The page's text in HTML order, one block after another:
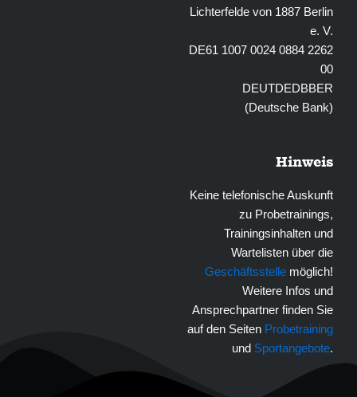
Lichterfelde von 1887 Berlin
e. V.
DE61 1007 0024 0884 2262
00
DEUTDEDBBER
(Deutsche Bank)
Hinweis
Keine telefonische Auskunft
zu Probetrainings,
Trainingsinhalten und
Wartelisten über die
Geschäftsstelle möglich!
Weitere Infos und
Ansprechpartner finden Sie
auf den Seiten Probetraining
und Sportangebote.